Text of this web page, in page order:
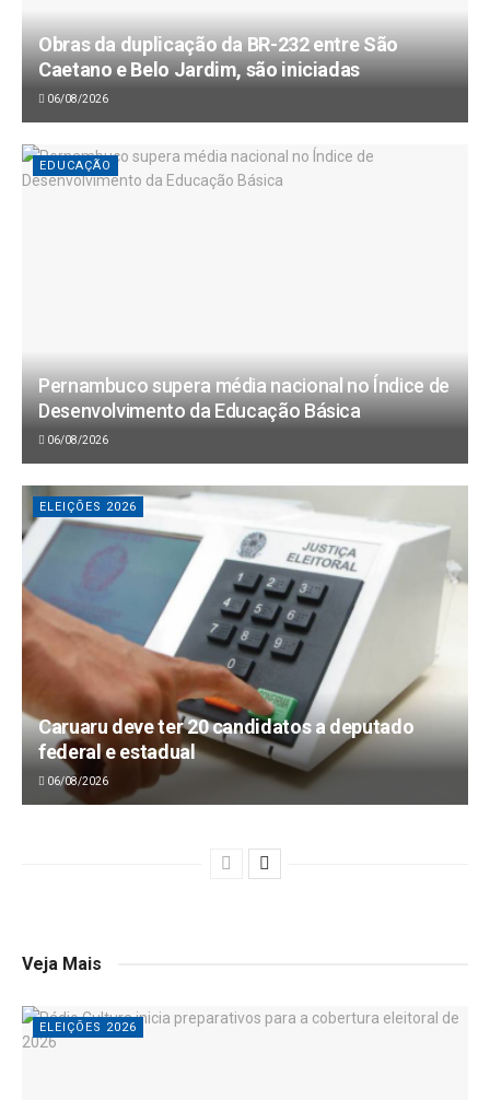
Obras da duplicação da BR-232 entre São
Caetano e Belo Jardim, são iniciadas
06/08/2026
EDUCAÇÃO
Pernambuco supera média nacional no Índice de
Desenvolvimento da Educação Básica
06/08/2026
ELEIÇÕES 2026
Caruaru deve ter 20 candidatos a deputado
federal e estadual
06/08/2026
Veja Mais
ELEIÇÕES 2026